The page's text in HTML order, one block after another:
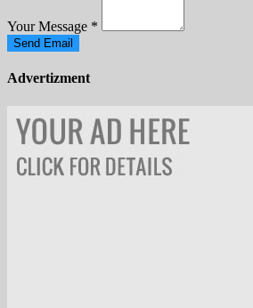
Your Message *
Send Email
Advertizment